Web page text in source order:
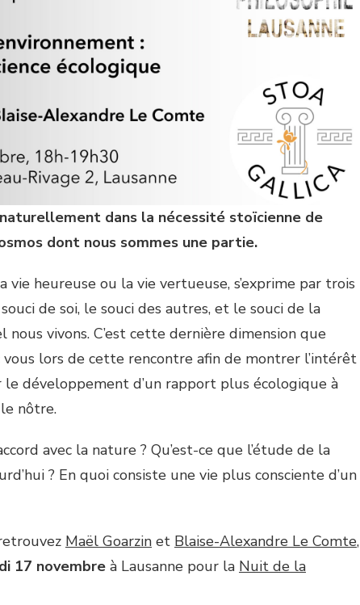
dans la nécessité stoïcienne de
dont nous sommes une partie.
vie heureuse ou la vie vertueuse, s’exprime par trois
de soi, le souci des autres, et le souci de la
vivons. C’est cette dernière dimension que
vous lors de cette rencontre afin de montrer l’intérêt
développement d’un rapport plus écologique à
nôtre.
avec la nature ? Qu’est-ce que l’étude de la
? En quoi consiste une vie plus consciente d’un
Maël Goarzin et Blaise-Alexandre Le Comte,
17 novembre à Lausanne pour la Nuit de la